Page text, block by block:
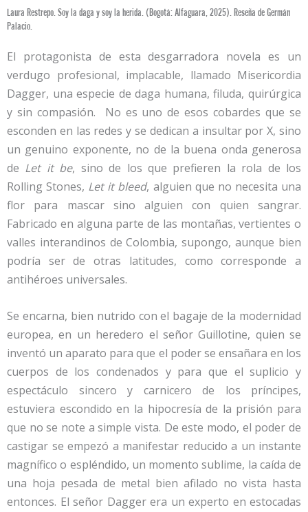
Laura Restrepo. Soy la daga y soy la herida. (Bogotá: Alfaguara, 2025). Reseña de Germán
Palacio.
El protagonista de esta desgarradora novela es un
verdugo profesional, implacable, llamado Misericordia
Dagger, una especie de daga humana, filuda, quirúrgica
y sin compasión. No es uno de esos cobardes que se
esconden en las redes y se dedican a insultar por X, sino
un genuino exponente, no de la buena onda generosa
de Let it be, sino de los que prefieren la rola de los
Rolling Stones, Let it bleed, alguien que no necesita una
flor para mascar sino alguien con quien sangrar.
Fabricado en alguna parte de las montañas, vertientes o
valles interandinos de Colombia, supongo, aunque bien
podría ser de otras latitudes, como corresponde a
antihéroes universales.
Se encarna, bien nutrido con el bagaje de la modernidad
europea, en un heredero el señor Guillotine, quien se
inventó un aparato para que el poder se ensañara en los
cuerpos de los condenados y para que el suplicio y
espectáculo sincero y carnicero de los príncipes,
estuviera escondido en la hipocresía de la prisión para
que no se note a simple vista. De este modo, el poder de
castigar se empezó a manifestar reducido a un instante
magnífico o espléndido, un momento sublime, la caída de
una hoja pesada de metal bien afilado no vista hasta
entonces. El señor Dagger era un experto en estocadas